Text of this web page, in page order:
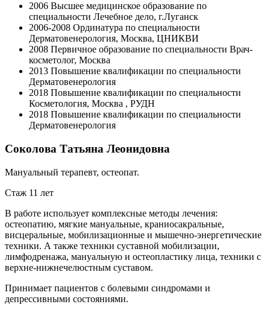
2006 Высшее медицинское образование по
специальности Лечебное дело, г.Луганск
2006-2008 Ординатура по специальности
Дерматовенерология, Москва, ЦНИКВИ
2008 Первичное образование по специальности Врач-
косметолог, Москва
2013 Повышение квалификации по специальности
Дерматовенерология
2018 Повышение квалификации по специальности
Косметология, Москва , РУДН
2018 Повышение квалификации по специальности
Дерматовенерология
Соколова Татьяна Леонидовна
Мануальный терапевт, остеопат.
Стаж 11 лет
В работе использует комплексные методы лечения:
остеопатию, мягкие мануальные, краниосакральные,
висцеральные, мобилизационные и мышечно-энергетические
техники. А также техники суставной мобилизации,
лимфодренажа, мануальную и остеопластику лица, техники с
верхне-нижнечелюстным суставом.
Принимает пациентов с болевыми синдромами и
депрессивными состояниями.